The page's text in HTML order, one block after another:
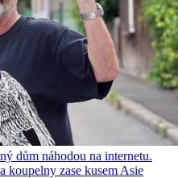
dům náhodou na internetu.
koupelny zase kusem Asie